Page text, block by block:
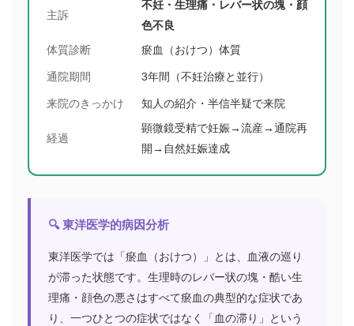
主訴
不妊・生理痛・レバー状の塊・顔
色不良
体質診断
瘀血（おけつ）体質
通院期間 3年間（不妊治療と並行）
来院のきっかけ 知人の紹介・半信半疑で来院
経過
顕微鏡受精で妊娠→流産→通院再
開→自然妊娠達成
🔍 東洋医学的病因分析
東洋医学では「瘀血（おけつ）」とは、血液の巡り
が滞った状態です。生理時のレバー状の塊・酷い生
理痛・顔色の悪さはすべて瘀血の典型的な症状であ
り、一つひとつの症状ではなく「血の滞り」という